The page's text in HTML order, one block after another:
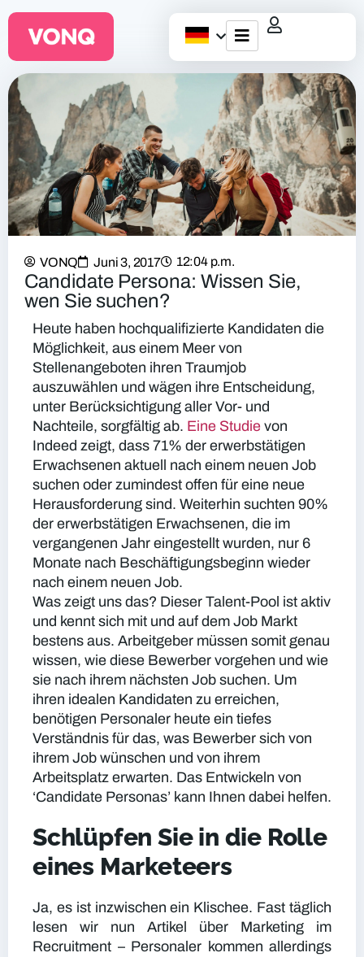
EQO Workflow
Für ATS/HCM
Ressourcen
Über uns
VONQ Juni 3, 2017 12:04 p.m.
Candidate Persona: Wissen Sie,
wen Sie suchen?
Heute haben hochqualifizierte Kandidaten die
Möglichkeit, aus einem Meer von
Stellenangeboten ihren Traumjob
auszuwählen und wägen ihre Entscheidung,
unter Berücksichtigung aller Vor- und
Nachteile, sorgfältig ab. Eine Studie von
Indeed zeigt, dass 71% der erwerbstätigen
Erwachsenen aktuell nach einem neuen Job
suchen oder zumindest offen für eine neue
Herausforderung sind. Weiterhin suchten 90%
der erwerbstätigen Erwachsenen, die im
vergangenen Jahr eingestellt wurden, nur 6
Monate nach Beschäftigungsbeginn wieder
nach einem neuen Job.
Was zeigt uns das? Dieser Talent-Pool ist aktiv
und kennt sich mit und auf dem Job Markt
bestens aus. Arbeitgeber müssen somit genau
wissen, wie diese Bewerber vorgehen und wie
sie nach ihrem nächsten Job suchen. Um
ihren idealen Kandidaten zu erreichen,
benötigen Personaler heute ein tiefes
Verständnis für das, was Bewerber sich von
ihrem Job wünschen und von ihrem
Arbeitsplatz erwarten. Das Entwickeln von
‘Candidate Personas’ kann Ihnen dabei helfen.
Schlüpfen Sie in die Rolle
eines Marketeers
Ja, es ist inzwischen ein Klischee. Fast täglich
lesen wir nun Artikel über Marketing im
Recruitment – Personaler kommen allerdings